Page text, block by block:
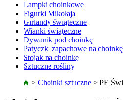
Lampki choinkowe
Figurki Mikołaja
Girlandy świąteczne
Wianki świąteczne
Dywanik pod choinkę
Patyczki zapachowe na choinkę
Stojak na choinkę
Sztuczne rośliny
> Choinki sztuczne > PE